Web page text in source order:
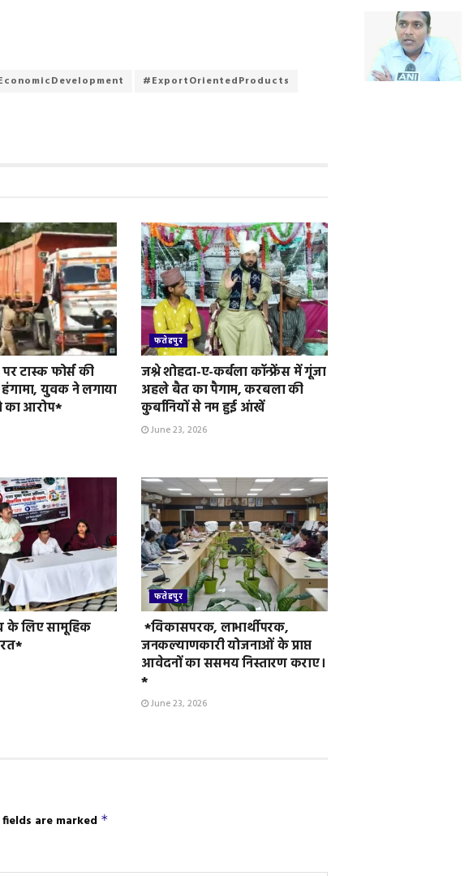
#ExportOrientedProducts
टास्क फोर्स की
युवक ने लगाया
का आरोप*
फतेहपुर
जश्ने शोहदा-ए-कर्बला कॉन्फ्रेंस में गूंजा
अहले बैत का पैगाम, करबला की
कुर्बानियों से नम हुई आंखें
June 23, 2026
के लिए सामूहिक
फतेहपुर
*विकासपरक, लाभार्थीपरक,
जनकल्याणकारी योजनाओं के प्राप्त
आवेदनों का ससमय निस्तारण कराए।
*
June 23, 2026
are marked *